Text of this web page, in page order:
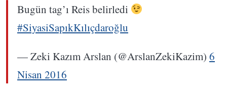
Bugün tag’ı Reis belirledi
#SiyasiSapıkKılıçdaroğlu
— Zeki Kazım Arslan (@ArslanZekiKazim) 6
Nisan 2016